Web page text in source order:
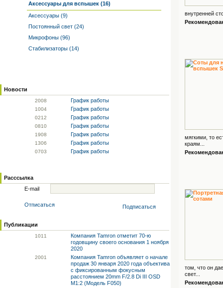
Аксессуары для вспышек (16)
Аксессуары (9)
Постоянный свет (24)
Микрофоны (96)
Стабилизаторы (14)
Новости
2008 График работы
1004 График работы
0212 График работы
0810 График работы
1908 График работы
1306 График работы
0703 График работы
Расссылка
E-mail
Отписаться Подписаться
Публикации
1011
Компания Tamron отметит 70-ю
годовщину своего основания 1 ноября
2020
2001
Компания Tamron объявляет о начале
продаж 30 января 2020 года объектива
с фиксированным фокусным
расстоянием 20mm F/2.8 Di III OSD
M1:2 (Модель F050)
внутренней
мягкими, то
краям...
том, что он
свет...